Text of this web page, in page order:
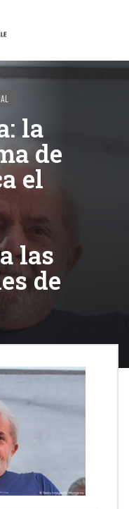
la
de
el
las
de